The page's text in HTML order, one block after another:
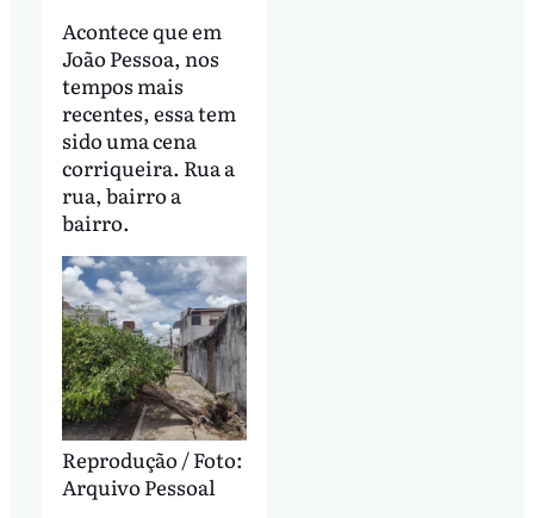
Acontece que em
João Pessoa, nos
tempos mais
recentes, essa tem
sido uma cena
corriqueira. Rua a
rua, bairro a
bairro.
Reprodução / Foto:
Arquivo Pessoal